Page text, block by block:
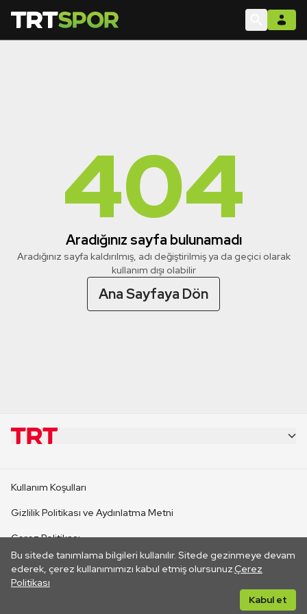
404
Aradığınız sayfa bulunamadı
Aradığınız sayfa kaldırılmış, adı değiştirilmiş ya da geçici olarak
kullanım dışı olabilir
Ana Sayfaya Dön
Bu sitede tanımlama bilgileri kullanılır. Sitede gezinmeye devam
ederek, çerez kullanımımızı kabul etmiş olursunuz.Çerez
Politikası
Kabul et
CANLI YAYINLAR
Kullanım Koşulları
Gizlilik Politikası ve Aydınlatma Metni
Çerez Politikası
İletişim
Her hakkı saklıdır. ©2026 TRT. Bağlantı yoluyla gidilen dış